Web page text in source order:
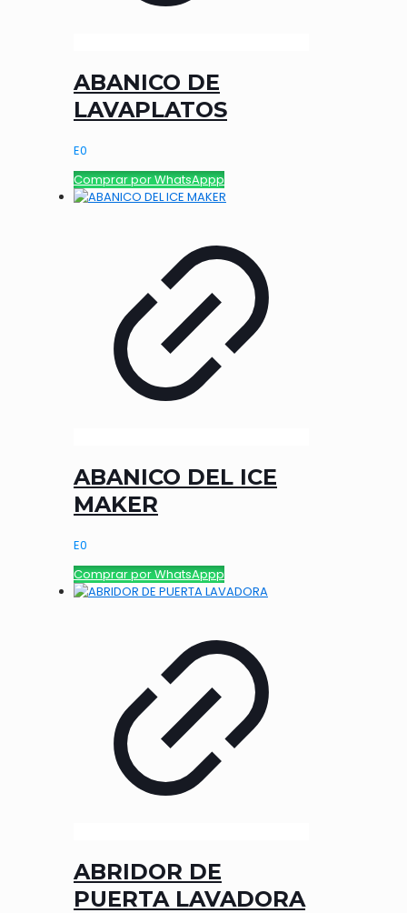
ABANICO DE
LAVAPLATOS
E0
Comprar por WhatsAppp
ABANICO DEL ICE
MAKER
E0
Comprar por WhatsAppp
ABRIDOR DE
PUERTA LAVADORA